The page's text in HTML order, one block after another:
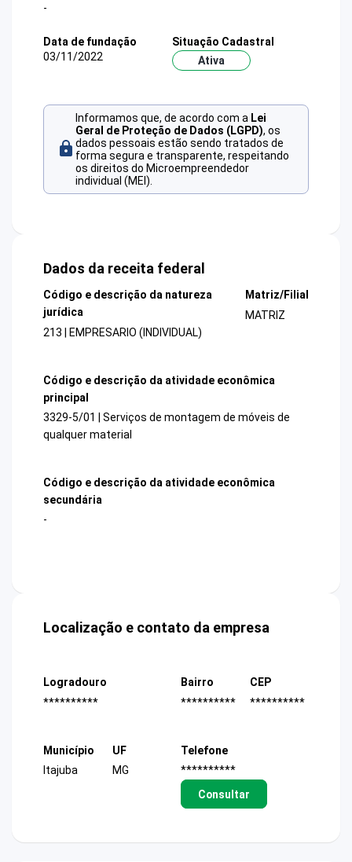
-
Data de fundação
03/11/2022
Situação Cadastral
Ativa
Informamos que, de acordo com a Lei
Geral de Proteção de Dados (LGPD), os
dados pessoais estão sendo tratados de
forma segura e transparente, respeitando
os direitos do Microempreendedor
individual (MEI).
Dados da receita federal
Código e descrição da natureza
jurídica
213 | EMPRESARIO (INDIVIDUAL)
Matriz/Filial
MATRIZ
Código e descrição da atividade econômica
principal
3329-5/01 | Serviços de montagem de móveis de
qualquer material
Código e descrição da atividade econômica
secundária
-
Localização e contato da empresa
Logradouro
**********
Bairro
**********
CEP
**********
Município
Itajuba
UF
MG
Telefone
**********
Consultar